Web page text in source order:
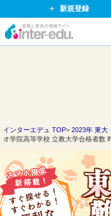
新規登録
イ
ド
ッ
ト
コ
ム
インターエデュ TOP 2023年 東大
オ学院高等学校 立教大学合格者数